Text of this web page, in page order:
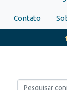
Contato